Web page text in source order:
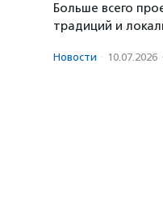
Больше всего
традиций и
Новости · 10.07.2026 ·